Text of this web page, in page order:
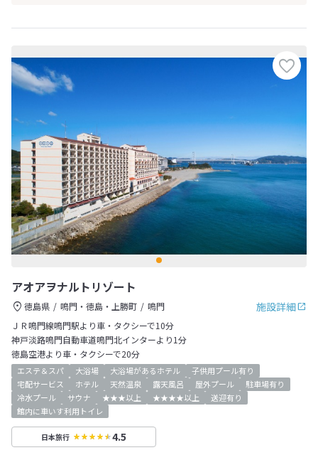
アオアヲナルトリゾート
施設詳細
徳島県 鳴門・徳島・上勝町
鳴門
ＪＲ鳴門線鳴門駅より車・タクシーで10分
神戸淡路鳴門自動車道鳴門北インターより1分
徳島空港より車・タクシーで20分
エステ＆スパ 大浴場 大浴場があるホテル
子供用プール有り
宅配サービス
ホテル 天然温泉 露天風呂 屋外プール
駐車場有り
冷水プール
サウナ ★★★以上 ★★★★以上
送迎有り
館内に車いす利用トイレ
日本旅行 4.5